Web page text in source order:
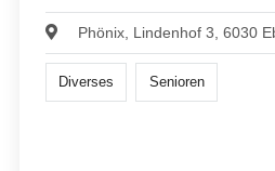
Phönix, Lindenhof 3, 6030
Diverses Senioren